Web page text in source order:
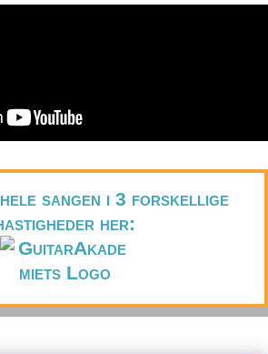
sangen i 3 forskellige
her: